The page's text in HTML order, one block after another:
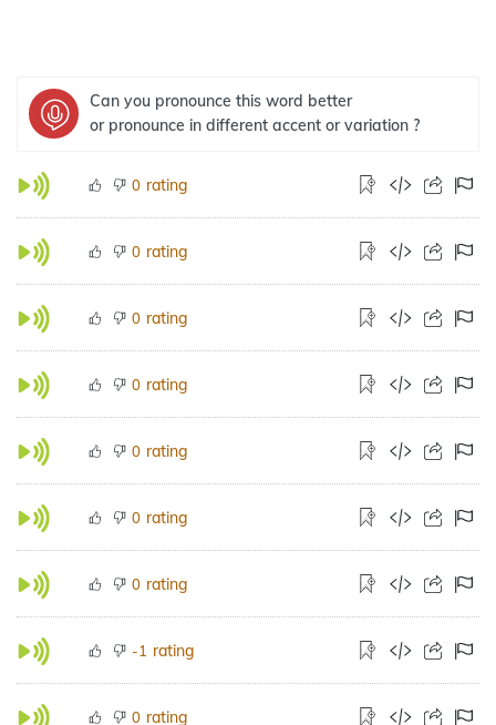
Can you pronounce this word better
or pronounce in different accent or variation ?
0 rating
0 rating
0 rating
0 rating
0 rating
0 rating
0 rating
-1 rating
0 rating